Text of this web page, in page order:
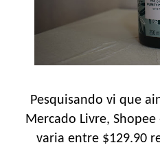
Pesquisando vi que
Mercado Livre,
varia entre $129.90